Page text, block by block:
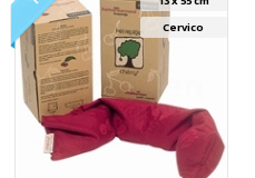
Cervico